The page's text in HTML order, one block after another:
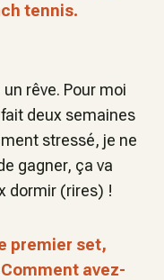
tennis.
rêve. Pour moi
deux semaines
stressé, je ne
gagner, ça va
dormir (rires) !
premier set,
avez-